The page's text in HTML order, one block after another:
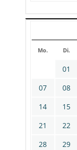
Mo. Di.
01
07
08
14
15
21
22
28
29